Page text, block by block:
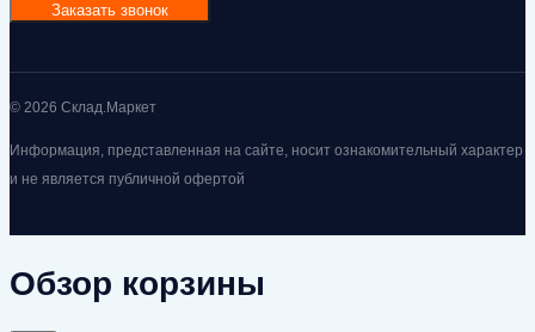
Заказать звонок
© 2026 Склад.Маркет
Информация, представленная на сайте, носит ознакомительный характер
и не является публичной офертой
Обзор корзины